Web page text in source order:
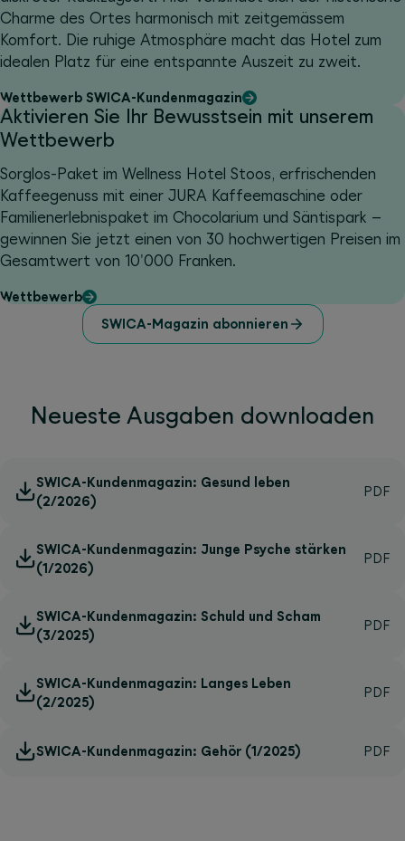
Charme des Ortes harmonisch mit zeitgemässem
Komfort. Die ruhige Atmosphäre macht das Hotel zum
idealen Platz für eine entspannte Auszeit zu zweit.
Wettbewerb SWICA-Kundenmagazin
Aktivieren Sie Ihr Bewusstsein mit unserem
Wettbewerb
Sorglos-Paket im Wellness Hotel Stoos, erfrischenden
Kaffeegenuss mit einer JURA Kaffeemaschine oder
Familienerlebnispaket im Chocolarium und Säntispark –
gewinnen Sie jetzt einen von 30 hochwertigen Preisen im
Gesamtwert von 10'000 Franken.
Wettbewerb
SWICA-Magazin abonnieren
Neueste Ausgaben downloaden
SWICA-Kundenmagazin: Gesund leben
(2/2026)
SWICA-Kundenmagazin: Junge Psyche stärken
(1/2026)
SWICA-Kundenmagazin: Schuld und Scham
(3/2025)
SWICA-Kundenmagazin: Langes Leben
(2/2025)
SWICA-Kundenmagazin: Gehör (1/2025)